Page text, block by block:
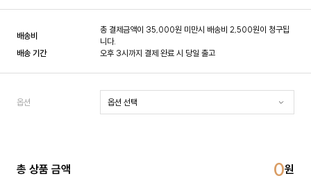
배송비
총 결제금액이 35,000원 미만시 배송비 2,500원이 청구됩
니다.
배송 기간
오후 3시까지 결제 완료 시 당일 출고
옵션
총 상품 금액 0